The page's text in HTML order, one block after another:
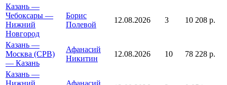
Казань —
Чебоксары —
Нижний
Новгород
Борис
Полевой
12.08.2026 3 10 208 р.
Казань —
Москва (СРВ)
— Казань
Афанасий
Никитин
12.08.2026 10 78 228 р.
Казань —
Нижний
Афанасий